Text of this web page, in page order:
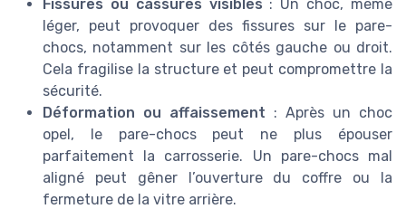
Fissures ou cassures visibles : Un choc, même
léger, peut provoquer des fissures sur le pare-
chocs, notamment sur les côtés gauche ou droit.
Cela fragilise la structure et peut compromettre la
sécurité.
Déformation ou affaissement : Après un choc
opel, le pare-chocs peut ne plus épouser
parfaitement la carrosserie. Un pare-chocs mal
aligné peut gêner l’ouverture du coffre ou la
fermeture de la vitre arrière.